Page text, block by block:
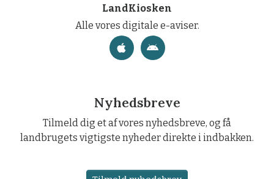
LandKiosken
Alle vores digitale e-aviser.
Nyhedsbreve
Tilmeld dig et af vores nyhedsbreve, og få
landbrugets vigtigste nyheder direkte i indbakken.